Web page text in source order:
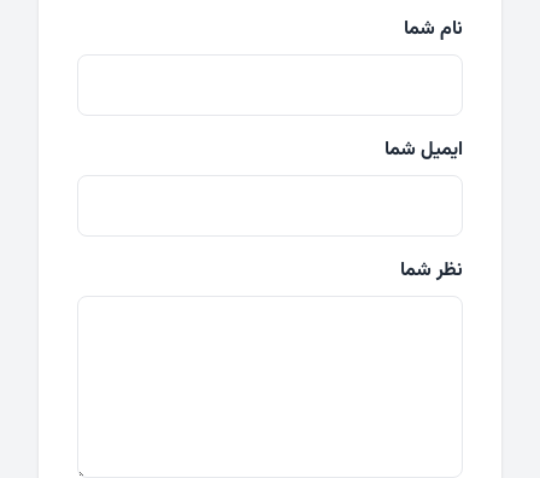
نام شما
ایمیل شما
نظر شما